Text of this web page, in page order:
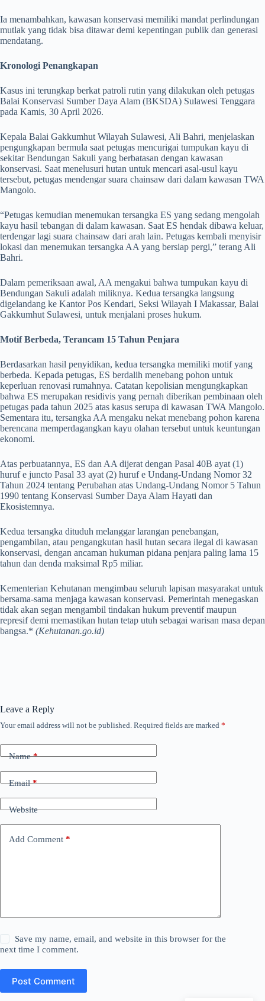
Ia menambahkan, kawasan konservasi memiliki mandat perlindungan
mutlak yang tidak bisa ditawar demi kepentingan publik dan generasi
mendatang.
Kronologi Penangkapan
Kasus ini terungkap berkat patroli rutin yang dilakukan oleh petugas
Balai Konservasi Sumber Daya Alam (BKSDA) Sulawesi Tenggara
pada Kamis, 30 April 2026.
Kepala Balai Gakkumhut Wilayah Sulawesi, Ali Bahri, menjelaskan
pengungkapan bermula saat petugas mencurigai tumpukan kayu di
sekitar Bendungan Sakuli yang berbatasan dengan kawasan
konservasi. Saat menelusuri hutan untuk mencari asal-usul kayu
tersebut, petugas mendengar suara chainsaw dari dalam kawasan TWA
Mangolo.
“Petugas kemudian menemukan tersangka ES yang sedang mengolah
kayu hasil tebangan di dalam kawasan. Saat ES hendak dibawa keluar,
terdengar lagi suara chainsaw dari arah lain. Petugas kembali menyisir
lokasi dan menemukan tersangka AA yang bersiap pergi,” terang Ali
Bahri.
Dalam pemeriksaan awal, AA mengakui bahwa tumpukan kayu di
Bendungan Sakuli adalah miliknya. Kedua tersangka langsung
digelandang ke Kantor Pos Kendari, Seksi Wilayah I Makassar, Balai
Gakkumhut Sulawesi, untuk menjalani proses hukum.
Motif Berbeda, Terancam 15 Tahun Penjara
Berdasarkan hasil penyidikan, kedua tersangka memiliki motif yang
berbeda. Kepada petugas, ES berdalih menebang pohon untuk
keperluan renovasi rumahnya. Catatan kepolisian mengungkapkan
bahwa ES merupakan residivis yang pernah diberikan pembinaan oleh
petugas pada tahun 2025 atas kasus serupa di kawasan TWA Mangolo.
Sementara itu, tersangka AA mengaku nekat menebang pohon karena
berencana memperdagangkan kayu olahan tersebut untuk keuntungan
ekonomi.
Atas perbuatannya, ES dan AA dijerat dengan Pasal 40B ayat (1)
huruf e juncto Pasal 33 ayat (2) huruf e Undang-Undang Nomor 32
Tahun 2024 tentang Perubahan atas Undang-Undang Nomor 5 Tahun
1990 tentang Konservasi Sumber Daya Alam Hayati dan
Ekosistemnya.
Kedua tersangka dituduh melanggar larangan penebangan,
pengambilan, atau pengangkutan hasil hutan secara ilegal di kawasan
konservasi, dengan ancaman hukuman pidana penjara paling lama 15
tahun dan denda maksimal Rp5 miliar.
Kementerian Kehutanan mengimbau seluruh lapisan masyarakat untuk
bersama-sama menjaga kawasan konservasi. Pemerintah menegaskan
tidak akan segan mengambil tindakan hukum preventif maupun
represif demi memastikan hutan tetap utuh sebagai warisan masa depan
bangsa.* (Kehutanan.go.id)
Leave a Reply
Your email address will not be published. Required fields are marked *
Name*
Email*
Website
Add Comment *
Save my name, email, and website in this browser for the
next time I comment.
Post Comment